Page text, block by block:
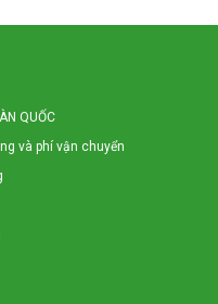
QUỐC
và phí vận chuyển